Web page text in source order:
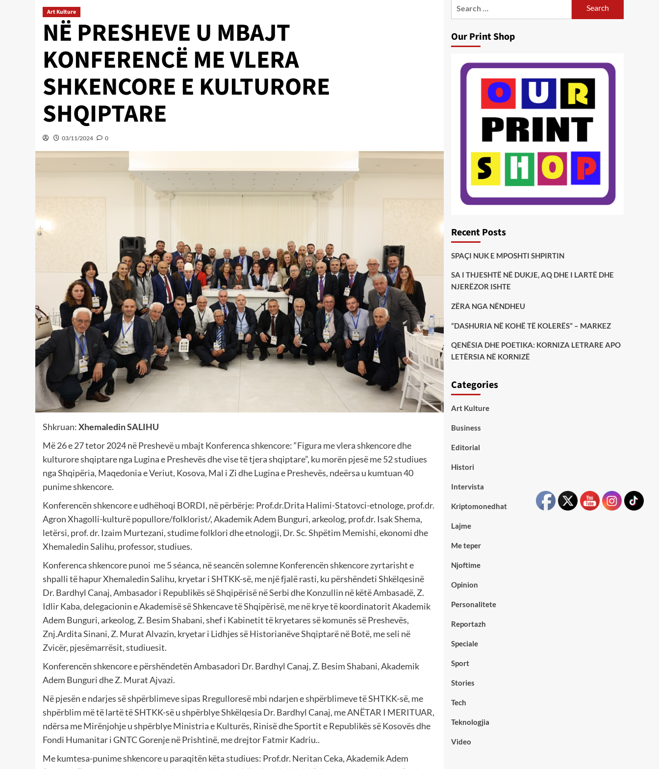
Art Kulture
NË PRESHEVE U MBAJT
KONFERENCË ME VLERA
SHKENCORE E KULTURORE
SHQIPTARE
03/11/2024 0
Shkruan:Xhemaledin SALIHU
Më 26 e 27 tetor 2024 në Preshevë u mbajt Konferenca shkencore: “Figura me vlera shkencore dhe
kulturore shqiptare nga Lugina e Preshevës dhe vise të tjera shqiptare”, ku morën pjesë me 52 studiues
nga Shqipëria, Maqedonia e Veriut, Kosova, Mal i Zi dhe Lugina e Preshevës, ndeërsa u kumtuan 40
punime shkencore.
Konferencën shkencore e udhëhoqi BORDI, në përbërje: Prof.dr.Drita Halimi-Statovci-etnologe, prof.dr.
Agron Xhagolli-kulturë popullore/folklorist/, Akademik Adem Bunguri, arkeolog, prof.dr. Isak Shema,
letërsi, prof. dr. Izaim Murtezani, studime folklori dhe etnologji, Dr. Sc. Shpëtim Memishi, ekonomi dhe
Xhemaledin Salihu, professor, studiues.
Konferenca shkencore punoi me 5 séanca, në seancën solemne Konferencën shkencore zyrtarisht e
shpalli të hapur Xhemaledin Salihu, kryetar i SHTKK-së, me një fjalë rasti, ku përshëndeti Shkëlqesinë
Dr. Bardhyl Canaj, Ambasador i Republikës së Shqipërisë në Serbi dhe Konzullin në këtë Ambasadë, Z.
Idlir Kaba, delegacionin e Akademisë së Shkencave të Shqipërisë, me në krye të koordinatorit Akademik
Adem Bunguri, arkeolog, Z. Besim Shabani, shef i Kabinetit të kryetares së komunës së Preshevës,
Znj.Ardita Sinani, Z. Murat Alvazin, kryetar i Lidhjes së Historianëve Shqiptarë në Botë, me seli në
Zvicër, pjesëmarrësit, studiuesit.
Konferencën shkencore e përshëndetën Ambasadori Dr. Bardhyl Canaj, Z. Besim Shabani, Akademik
Adem Bunguri dhe Z. Murat Ajvazi.
Në pjesën e ndarjes së shpërblimeve sipas Rregulloresë mbi ndarjen e shpërblimeve të SHTKK-së, me
shpërblim më të lartë të SHTKK-së u shpërblye Shkëlqesia Dr. Bardhyl Canaj, me ANËTAR I MERITUAR,
ndërsa me Mirënjohje u shpërblye Ministria e Kulturës, Rinisë dhe Sportit e Republikës së Kosovës dhe
Fondi Humanitar i GNTC Gorenje në Prishtinë, me drejtor Fatmir Kadriu..
Me kumtesa-punime shkencore u paraqitën këta studiues: Prof.dr. Neritan Ceka, Akademik Adem
Our Print Shop
Recent Posts
SPAÇI NUK E MPOSHTI SHPIRTIN
SA I THJESHTË NË DUKJE, AQ DHE I LARTË DHE
NJERËZOR ISHTE
ZËRA NGA NËNDHEU
“DASHURIA NË KOHË TË KOLERËS” – MARKEZ
QENËSIA DHE POETIKA: KORNIZA LETRARE APO
LETËRSIA NË KORNIZË
Categories
Art Kulture
Business
Editorial
Histori
Intervista
Kriptomonedhat
Lajme
Me teper
Njoftime
Opinion
Personalitete
Reportazh
Speciale
Sport
Stories
Tech
Teknologjia
Video